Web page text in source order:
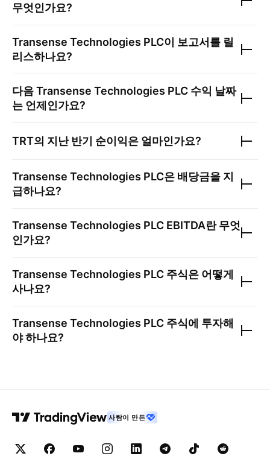
무엇인가요?
Transense Technologies PLC이 보고서를 릴
리스하나요?
다음Transense Technologies PLC 수익 날짜
는 언제인가요?
TRT의 지난 반기 순이익은 얼마인가요?
Transense Technologies PLC은 배당금을 지
급하나요?
Transense Technologies PLC EBITDA란 무엇
인가요?
Transense Technologies PLC 주식은 어떻게
사나요?
Transense Technologies PLC 주식에 투자해
야 하나요?
사람이 만든